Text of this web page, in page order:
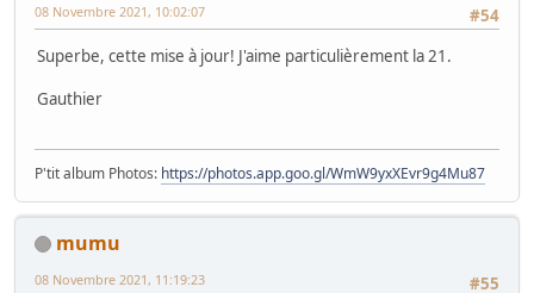
#54
08 Novembre 2021, 10:02:07
Superbe, cette mise à jour! J'aime particulièrement la 21.
Gauthier
P'tit album Photos: https://photos.app.goo.gl/WmW9yxXEvr9g4Mu87
mumu
#55
08 Novembre 2021, 11:19:23